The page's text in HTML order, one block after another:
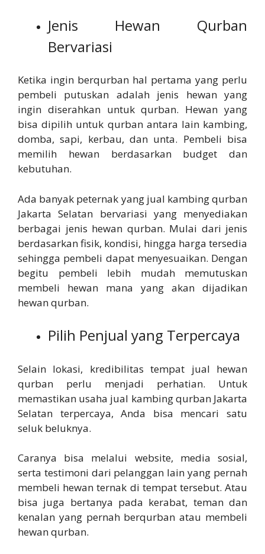
Jenis Hewan Qurban
Bervariasi
Ketika ingin berqurban hal pertama yang perlu
pembeli putuskan adalah jenis hewan yang
ingin diserahkan untuk qurban. Hewan yang
bisa dipilih untuk qurban antara lain kambing,
domba, sapi, kerbau, dan unta. Pembeli bisa
memilih hewan berdasarkan budget dan
kebutuhan.
Ada banyak peternak yang jual kambing qurban
Jakarta Selatan bervariasi yang menyediakan
berbagai jenis hewan qurban. Mulai dari jenis
berdasarkan fisik, kondisi, hingga harga tersedia
sehingga pembeli dapat menyesuaikan. Dengan
begitu pembeli lebih mudah memutuskan
membeli hewan mana yang akan dijadikan
hewan qurban.
Pilih Penjual yang Terpercaya
Selain lokasi, kredibilitas tempat jual hewan
qurban perlu menjadi perhatian. Untuk
memastikan usaha jual kambing qurban Jakarta
Selatan terpercaya, Anda bisa mencari satu
seluk beluknya.
Caranya bisa melalui website, media sosial,
serta testimoni dari pelanggan lain yang pernah
membeli hewan ternak di tempat tersebut. Atau
bisa juga bertanya pada kerabat, teman dan
kenalan yang pernah berqurban atau membeli
hewan qurban.